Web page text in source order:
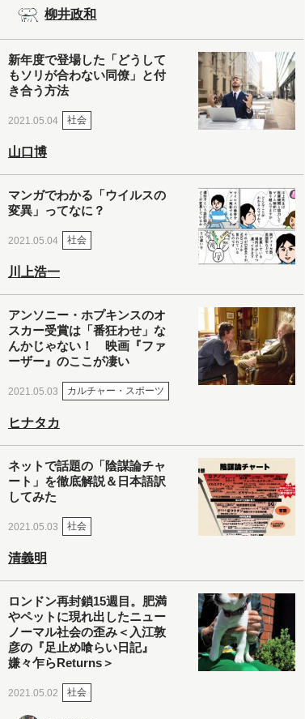
柳井政和
新年度で登場した「どうして
もソリが合わない同僚」と付
き合う方法
2021.05.04 社会
山口博
マンガでわかる「ウイルスの
変異」ってなに？
2021.05.04 社会
川上浩一
アンソニー・ホプキンスのオ
スカー受賞は「番狂わせ」な
んかじゃない！ 映画『ファ
ーザー』のここが凄い
2021.05.03 カルチャー・スポーツ
ヒナタカ
ネットで話題の「陰謀論チャ
ート」を徹底解説＆日本語訳
してみた
2021.05.03 社会
清義明
ロンドン再封鎖15週目。肥満
やペットに現れ出したニュー
ノーマル社会の歪み＜入江敦
彦の『足止め喰らい日記』
嫌々乍らReturns＞
2021.05.02 社会